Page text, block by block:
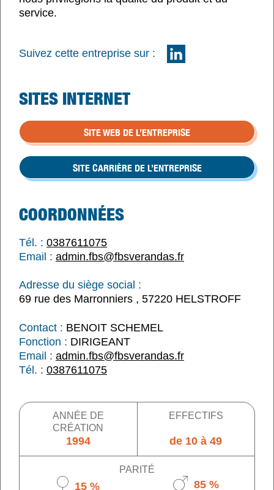
service.
Suivez cette entreprise sur :
SITES INTERNET
SITE WEB DE L’ENTREPRISE
SITE CARRIÈRE DE L’ENTREPRISE
COORDONNÉES
Tél. : 0387611075
Email : admin.fbs@fbsverandas.fr
Adresse du siège social :
69 rue des Marronniers , 57220 HELSTROFF
Contact : BENOIT SCHEMEL
Fonction : DIRIGEANT
Email : admin.fbs@fbsverandas.fr
Tél. : 0387611075
ANNÉE DE
CRÉATION
1994
EFFECTIFS
de 10 à 49
PARITÉ
15 % 85 %